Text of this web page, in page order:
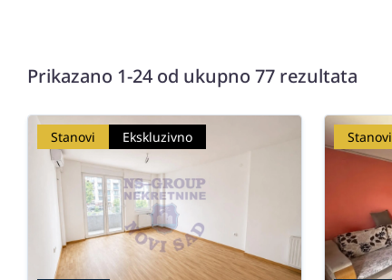
Prikazano 1-24 od ukupno 77 rezultata
Stanovi Ekskluzivno Stanovi